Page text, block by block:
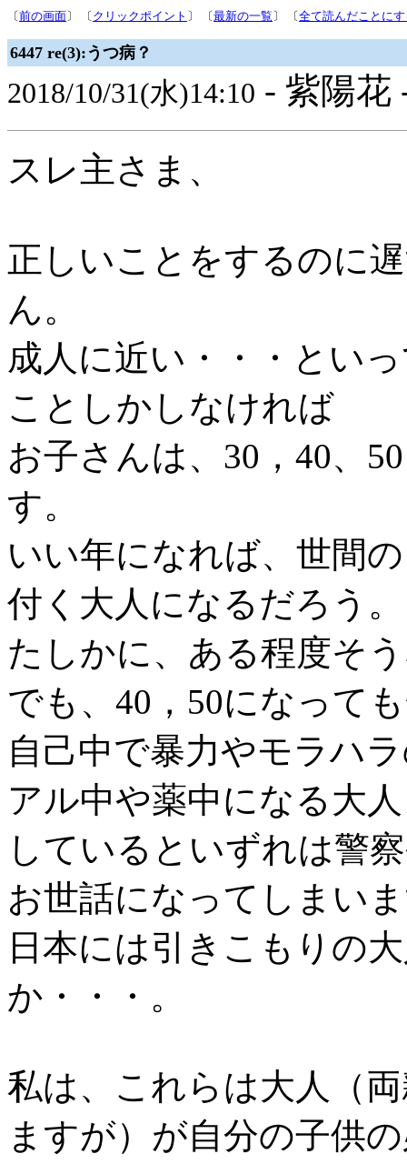
〔前の画面〕 〔 クリックポイント 〕 〔最新の一覧 〕 〔全て読んだことに
6447 re(3):うつ病？
2018/10/31(水)14:10 - 紫陽花
スレ主さま、
正しいことをするのに
ん。
成人に近い・・・とい
ことしかしなければ
お子さんは、30，40、
す。
いい年になれば、世間
付く大人になるだろう。
たしかに、ある程度そ
でも、40，50になって
自己中で暴力やモラハ
アル中や薬中になる大
しているといずれは警
お世話になってしまい
日本には引きこもりの
か・・・。
私は、これらは大人（
ますが）が自分の子供